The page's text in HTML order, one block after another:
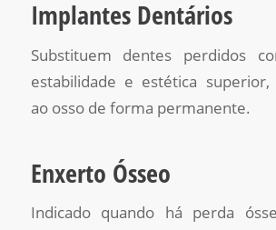
Implantes Dentários
Substituem dentes perdidos
estabilidade e estética superior,
ao osso de forma permanente.
Enxerto Ósseo
Indicado quando há perda